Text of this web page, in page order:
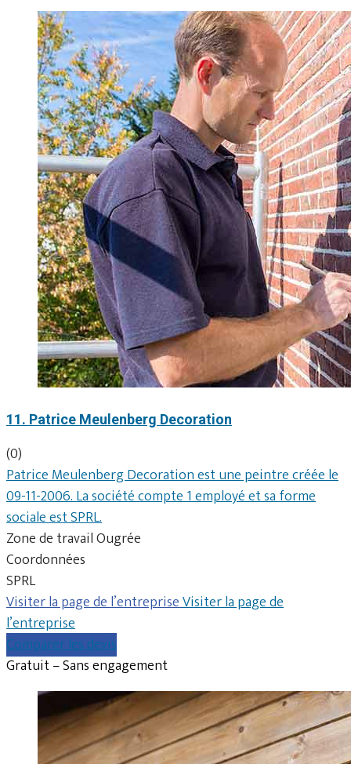
11. Patrice Meulenberg Decoration
(0)
Patrice Meulenberg Decoration est une peintre créée le
09-11-2006. La société compte 1 employé et sa forme
sociale est SPRL.
Zone de travail Ougrée
Coordonnées
SPRL
Visiter la page de l’entrepriseVisiter la page de
l’entreprise
Comparer les devis
Gratuit – Sans engagement